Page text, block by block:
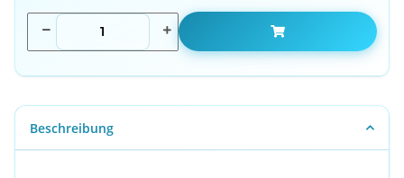
Beschreibung